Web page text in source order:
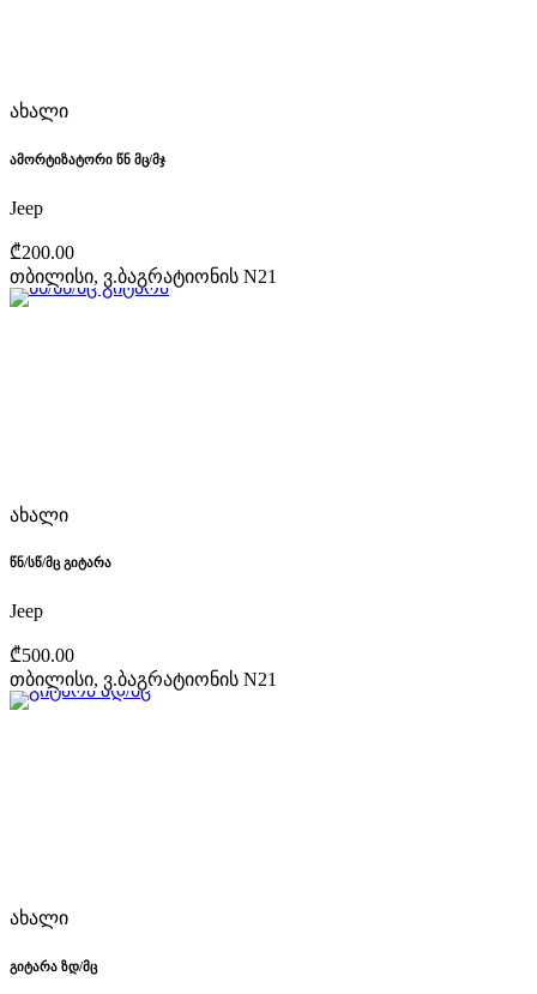
ახალი
ამორტიზატორი წნ მც/მჯ
Jeep
₾200.00
თბილისი, ვ.ბაგრატიონის N21
ახალი
წნ/სწ/მც გიტარა
Jeep
₾500.00
თბილისი, ვ.ბაგრატიონის N21
ახალი
გიტარა ზდ/მც